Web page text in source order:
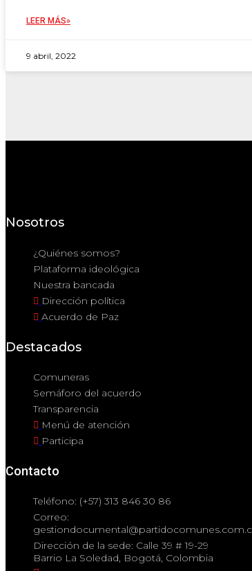
LEER MÁS»
9 abril, 2022
Nosotros
¿Quiénes somos?
Plataforma ideológica
Nuestra bancada
Dirección política
Acuerdo de Paz
Destacados
Comuneras
Semáforo del acuerdo
Transparencia
Menú de atención
Participa
Contacto
Teléfono: (+57) 313 846 30 86
Correo:
Dirección de la sede: Calle 39 # 19-29
Barrio La Soledad, Bogotá, Colombia